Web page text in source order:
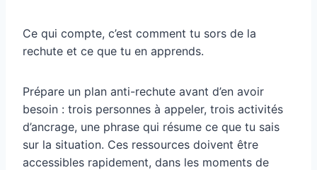
Ce qui compte, c’est comment tu sors de la
rechute et ce que tu en apprends.
Prépare un plan anti-rechute avant d’en avoir
besoin : trois personnes à appeler, trois activités
d’ancrage, une phrase qui résume ce que tu sais
sur la situation. Ces ressources doivent être
accessibles rapidement, dans les moments de